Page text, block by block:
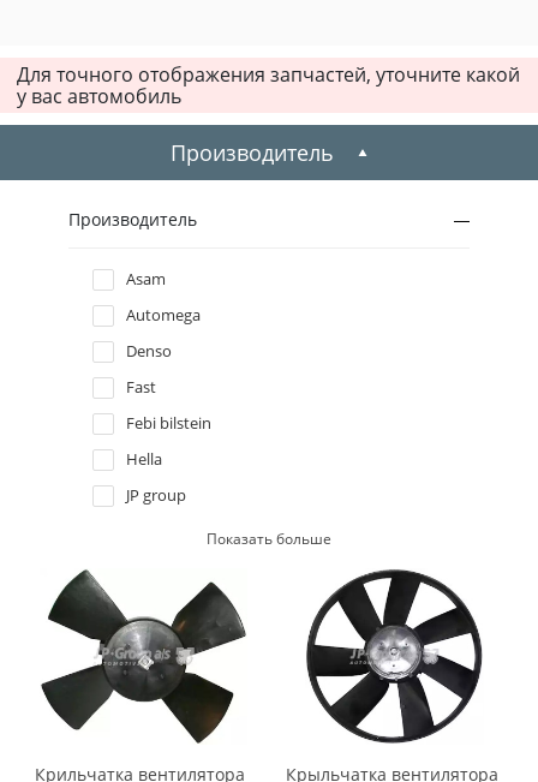
Ford
Hummer
Hyundai
Infiniti
Isuzu
Iveco
Jeep
Kia
Lancia
Для точного отображения запчастей, уточните какой
у вас автомобиль
Производитель
Производитель
Asam
Automega
Denso
Fast
Febi bilstein
Hella
JP group
Profit
Swag
Thermotec
Trucktec automotive
Показать больше
Крильчатка вентилятора Крыльчатка вентилятора